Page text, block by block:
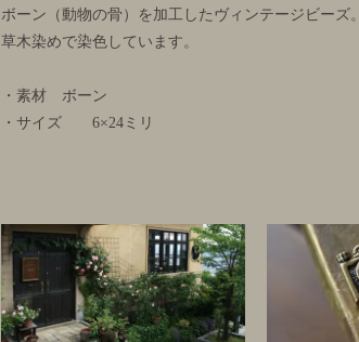
ボーン（動物の骨）を加工したヴィンテージビーズ。
草木染めで染色しています。
・素材 ボーン
・サイズ 6×24ミリ